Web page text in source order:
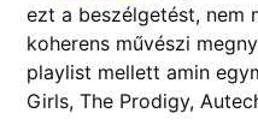
ezt a beszélgetést, nem
koherens művészi
playlist mellett amin
Girls, The Prodigy,